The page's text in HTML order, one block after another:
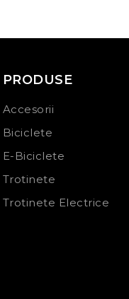
PRODUSE
Accesorii
Biciclete
E-Biciclete
Trotinete
Trotinete Electrice